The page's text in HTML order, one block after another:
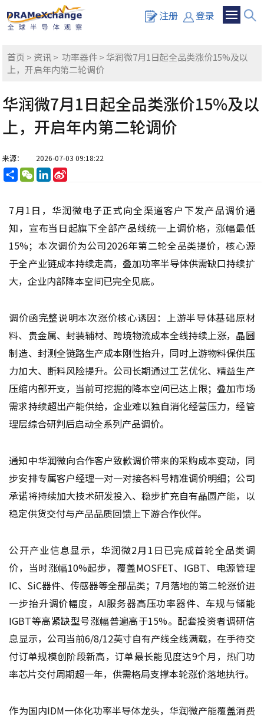
注册 登录
首页 > 资讯>功率器件> 华润微7月1日起全品类涨价15%及以
上，开启年内第二轮调价
华润微7月1日起全品类涨价15%及以
上，开启年内第二轮调价
来源： 2026-07-03 09:18:22
分
享
WeChatLinkedIn
7月1日，华润微电子正式向全渠道客户下发产品调价通
知，宣布当日起旗下全部产品线统一上调价格，涨幅最低
15%；本次调价为公司2026年第二轮全品类提价，核心源
于全产业链成本持续走高，叠加功率半导体供需缺口持续扩
大，企业内部降本空间已完全见底。
调价函完整说明本次涨价核心诱因：上游半导体基础原材
料、贵金属、封装辅材、跨境物流成本全线持续上涨，晶圆
制造、封测全链路生产成本刚性抬升，同时上游物料保供压
力加大、断料风险提升。公司长期通过工艺优化、精益生产
压缩内部开支，当前可挖掘的降本空间已达上限；叠加市场
需求持续超出产能供给，企业难以独自消化经营压力，经管
理层综合研判后启动全系列产品调价。
通知中华润微向合作客户致歉调价带来的采购成本变动，同
步安排专属客户经理一对一对接各料号精准调价明细；公司
承诺将持续加大技术研发投入、稳步扩充自有晶圆产能，以
稳定供货交付与产品品质回馈上下游合作伙伴。
公开产业信息显示，华润微2月1日已完成首轮全品类调
价，当时涨幅10%起步，覆盖MOSFET、IGBT、电源管理
IC、SiC器件、传感器等全部品类；7月落地的第二轮涨价进
一步抬升调价幅度，AI服务器高压功率器件、车规与储能
IGBT等高紧缺型号涨幅普遍高于15%。配套投资者调研信
息显示，公司当前6/8/12英寸自有产线全线满载，在手待交
付订单规模创阶段新高，订单最长能见度达9个月，热门功
率芯片交付周期超一年，供需格局支撑本轮涨价落地执行。
作为国内IDM一体化功率半导体龙头，华润微产能覆盖消费